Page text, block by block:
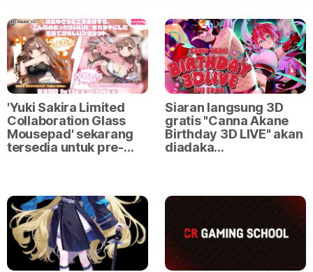
'Yuki Sakira Limited
Collaboration Glass
Mousepad' sekarang
tersedia untuk pre-…
Siaran langsung 3D
gratis "Canna Akane
Birthday 3D LIVE" akan
diadaka…